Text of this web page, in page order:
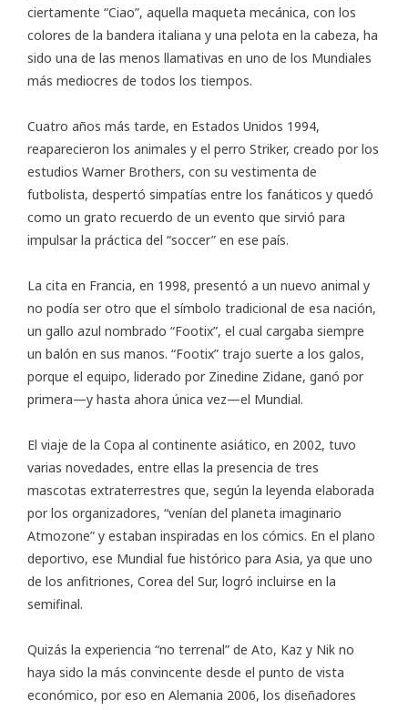
ciertamente “Ciao”, aquella maqueta mecánica, con los
colores de la bandera italiana y una pelota en la cabeza, ha
sido una de las menos llamativas en uno de los Mundiales
más mediocres de todos los tiempos.
Cuatro años más tarde, en Estados Unidos 1994,
reaparecieron los animales y el perro Striker, creado por los
estudios Warner Brothers, con su vestimenta de
futbolista, despertó simpatías entre los fanáticos y quedó
como un grato recuerdo de un evento que sirvió para
impulsar la práctica del “soccer” en ese país.
La cita en Francia, en 1998, presentó a un nuevo animal y
no podía ser otro que el símbolo tradicional de esa nación,
un gallo azul nombrado “Footix”, el cual cargaba siempre
un balón en sus manos. “Footix” trajo suerte a los galos,
porque el equipo, liderado por Zinedine Zidane, ganó por
primera—y hasta ahora única vez—el Mundial.
El viaje de la Copa al continente asiático, en 2002, tuvo
varias novedades, entre ellas la presencia de tres
mascotas extraterrestres que, según la leyenda elaborada
por los organizadores, “venían del planeta imaginario
Atmozone” y estaban inspiradas en los cómics. En el plano
deportivo, ese Mundial fue histórico para Asia, ya que uno
de los anfitriones, Corea del Sur, logró incluirse en la
semifinal.
Quizás la experiencia “no terrenal” de Ato, Kaz y Nik no
haya sido la más convincente desde el punto de vista
económico, por eso en Alemania 2006, los diseñadores